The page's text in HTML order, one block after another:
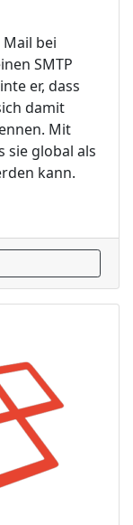
bei
SMTP
er, dass
damit
Mit
sie global als
kann.